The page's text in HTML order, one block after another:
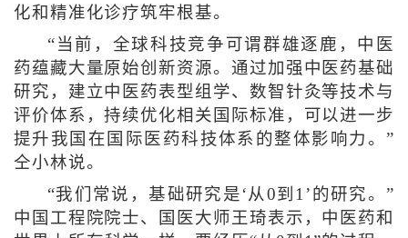
化和精准化诊疗筑牢根基。
“当前，全球科技竞争可谓群雄逐鹿，中医
药蕴藏大量原始创新资源。通过加强中医药基础
研究，建立中医药表型组学、数智针灸等技术与
评价体系，持续优化相关国际标准，可以进一步
提升我国在国际医药科技体系的整体影响力。”
仝小林说。
“我们常说，基础研究是‘从0到1’的研究。”
中国工程院院士、国医大师王琦表示，中医药和